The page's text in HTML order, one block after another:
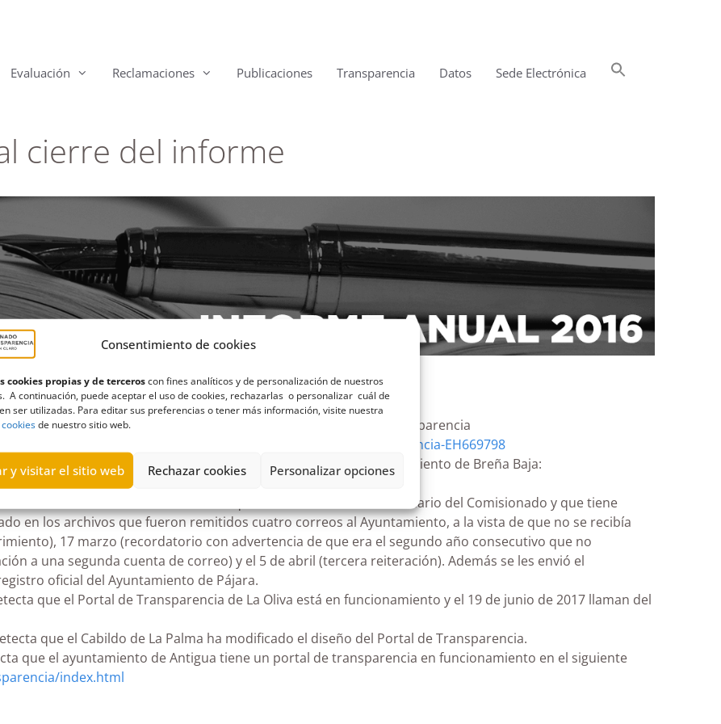
Consentimiento de cookies
cookies propias y de terceroscon fines analíticos y de personalización de nuestros
A continuación, puede aceptar el uso de cookies, rechazarlas o personalizar cuál de
ser utilizadas. Para editar sus preferencias o tener más información, visite nuestra
de nuestro sitio web.
y visitar el sitio web Rechazar cookies Personalizar opciones
Evaluación Reclamaciones Publicaciones Transparencia Datos Sede Electrónica
cierre del informe
que el Ayuntamiento de Ingenio ha modificado su Portal de Transparencia
sureste/ingenio-segundo-municipio-de-espana-en-transparencia-EH669798
Baja comunica la URL del portal de transparencia del Ayuntamiento de Breña Baja:
a los medios de Fuerteventura que no ha recibido el cuestionario del Comisionado y que tiene
en los archivos que fueron remitidos cuatro correos al Ayuntamiento, a la vista de que no se recibía
17 marzo (recordatorio con advertencia de que era el segundo año consecutivo que no
a una segunda cuenta de correo) y el 5 de abril (tercera reiteración). Además se les envió el
oficial del Ayuntamiento de Pájara.
que el Portal de Transparencia de La Oliva está en funcionamiento y el 19 de junio de 2017 llaman del
que el Cabildo de La Palma ha modificado el diseño del Portal de Transparencia.
que el ayuntamiento de Antigua tiene un portal de transparencia en funcionamiento en el siguiente
index.html